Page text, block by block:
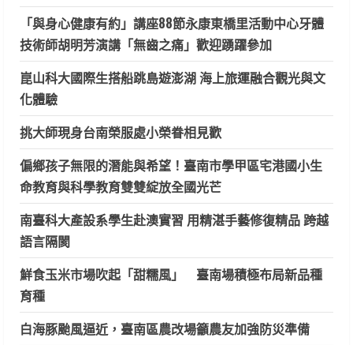
「與身心健康有約」講座88節永康東橋里活動中心牙體
技術師胡明芳演講「無齒之痛」歡迎踴躍參加
崑山科大國際生搭船跳島遊澎湖 海上旅運融合觀光與文
化體驗
挑大師現身台南榮服處小榮眷相見歡
偏鄉孩子無限的潛能與希望！臺南市學甲區宅港國小生
命教育與科學教育雙雙綻放全國光芒
南臺科大產設系學生赴澳實習 用精湛手藝修復精品 跨越
語言隔閡
鮮食玉米市場吹起「甜糯風」 臺南場積極布局新品種
育種
白海豚颱風逼近，臺南區農改場籲農友加強防災準備